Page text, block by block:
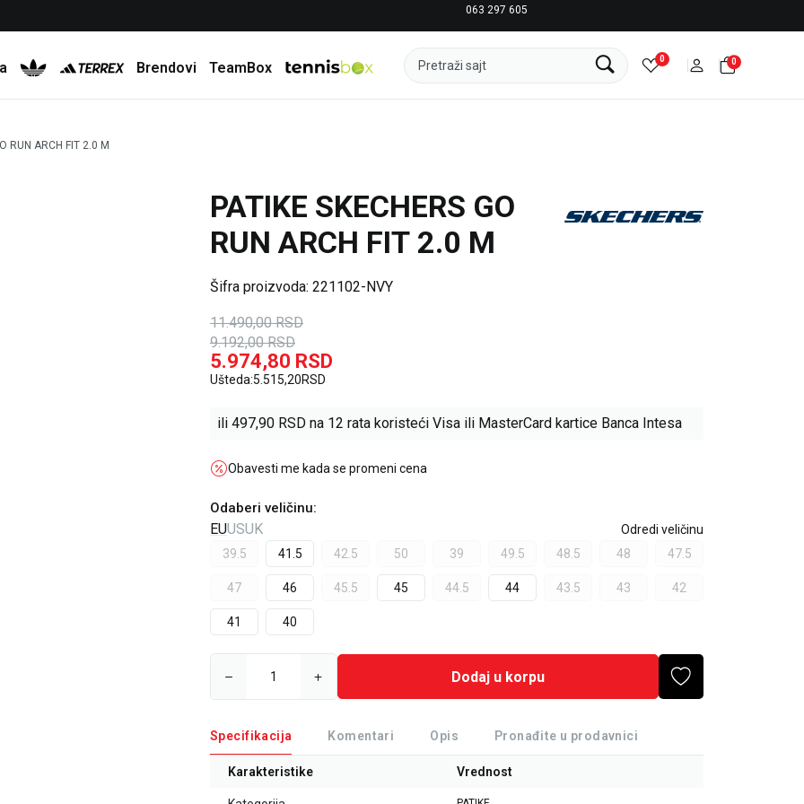
063 297 605
Brendovi TeamBox Pretraži sajt 0 0
RUN ARCH FIT 2.0 M
PATIKE SKECHERS GO
RUN ARCH FIT 2.0 M
Šifra proizvoda: 221102-NVY
11.490,00 RSD
9.192,00 RSD
5.974,80 RSD
Ušteda:5.515,20RSD
ili 497,90 RSD na 12 rata koristeći Visa ili MasterCard kartice Banca Intesa
Obavesti me kada se promeni cena
Odaberi veličinu:
EUUSUK
Odredi veličinu
39.5
41.5 42.5 50 39 49.5 48.5 48 47.5
47 46 45.5 45 44.5 44 43.5 43 42
41 40
Dodaj u korpu
Specifikacija Komentari Opis Pronađite u prodavnici
Karakteristike Vrednost